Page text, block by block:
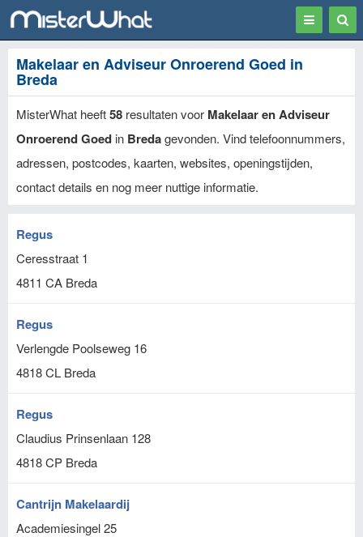
Toggle
Makelaar en Adviseur Onroerend Goed in
Breda
MisterWhat heeft58 resultaten voor Makelaar en Adviseur
Onroerend Goed in Bredagevonden. Vind telefoonnummers,
adressen, postcodes, kaarten, websites, openingstijden,
contact details en nog meer nuttige informatie.
Regus
Ceresstraat 1
4811 CA Breda
Regus
Verlengde Poolseweg 16
4818 CL Breda
Regus
Claudius Prinsenlaan 128
4818 CP Breda
Cantrijn Makelaardij
Academiesingel 25